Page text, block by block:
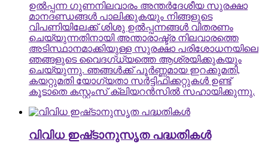
ഉൽപ്പന്ന ഗുണനിലവാരം അന്തർദേശീയ സുരക്ഷാ
മാനദണ്ഡങ്ങൾ പാലിക്കുകയും നിങ്ങളുടെ
വിപണിയിലേക്ക് ശിശു ഉൽപ്പന്നങ്ങൾ വിതരണം
ചെയ്യുന്നതിനായി അന്താരാഷ്ട്ര നിലവാരത്തെ
അടിസ്ഥാനമാക്കിയുള്ള സുരക്ഷാ പരിശോധനയിലെ
ഞങ്ങളുടെ വൈദഗ്ധ്യത്തെ ആശ്രയിക്കുകയും
ചെയ്യുന്നു. ഞങ്ങൾക്ക് പൂർണ്ണമായ ഇറക്കുമതി,
കയറ്റുമതി യോഗ്യതാ സർട്ടിഫിക്കറ്റുകൾ ഉണ്ട്
കൂടാതെ കസ്റ്റംസ് ക്ലിയറൻസിൽ സഹായിക്കുന്നു.
വിവിധ ഇഷ്‌ടാനുസൃത പദ്ധതികൾ